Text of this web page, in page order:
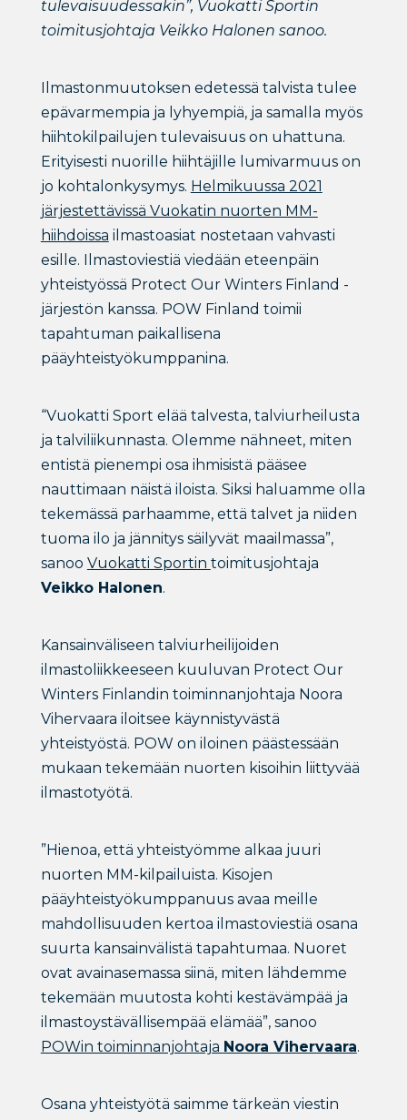
tulevaisuudessakin”, Vuokatti Sportin
toimitusjohtaja Veikko Halonen sanoo.
Ilmastonmuutoksen edetessä talvista tulee
epävarmempia ja lyhyempiä, ja samalla myös
hiihtokilpailujen tulevaisuus on uhattuna.
Erityisesti nuorille hiihtäjille lumivarmuus on
jo kohtalonkysymys. Helmikuussa 2021
järjestettävissä Vuokatin nuorten MM-
hiihdoissa ilmastoasiat nostetaan vahvasti
esille. Ilmastoviestiä viedään eteenpäin
yhteistyössä Protect Our Winters Finland -
järjestön kanssa. POW Finland toimii
tapahtuman paikallisena
pääyhteistyökumppanina.
“Vuokatti Sport elää talvesta, talviurheilusta
ja talviliikunnasta. Olemme nähneet, miten
entistä pienempi osa ihmisistä pääsee
nauttimaan näistä iloista. Siksi haluamme olla
tekemässä parhaamme, että talvet ja niiden
tuoma ilo ja jännitys säilyvät maailmassa”,
sanoo Vuokatti Sportin toimitusjohtaja
Veikko Halonen.
Kansainväliseen talviurheilijoiden
ilmastoliikkeeseen kuuluvan Protect Our
Winters Finlandin toiminnanjohtaja Noora
Vihervaara iloitsee käynnistyvästä
yhteistyöstä. POW on iloinen päästessään
mukaan tekemään nuorten kisoihin liittyvää
ilmastotyötä.
”Hienoa, että yhteistyömme alkaa juuri
nuorten MM-kilpailuista. Kisojen
pääyhteistyökumppanuus avaa meille
mahdollisuuden kertoa ilmastoviestiä osana
suurta kansainvälistä tapahtumaa. Nuoret
ovat avainasemassa siinä, miten lähdemme
tekemään muutosta kohti kestävämpää ja
ilmastoystävällisempää elämää”, sanoo
POWin toiminnanjohtaja Noora Vihervaara.
Osana yhteistyötä saimme tärkeän viestin